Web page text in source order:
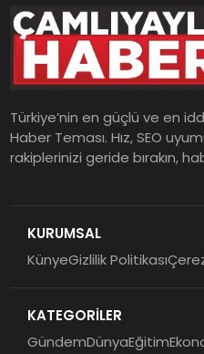
Türkiye’nin en güçlü ve en
Haber Teması. Hız, SEO
rakiplerinizi geride bırakın,
KURUMSAL
KünyeGizlilik Politikası
KATEGORİLER
GündemDünyaEğitim